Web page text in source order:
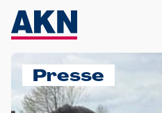
Presse